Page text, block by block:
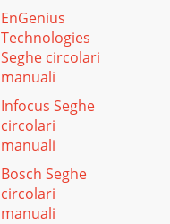
EnGenius
Technologies
Seghe circolari
manuali
Infocus Seghe
circolari
manuali
Bosch Seghe
circolari
manuali